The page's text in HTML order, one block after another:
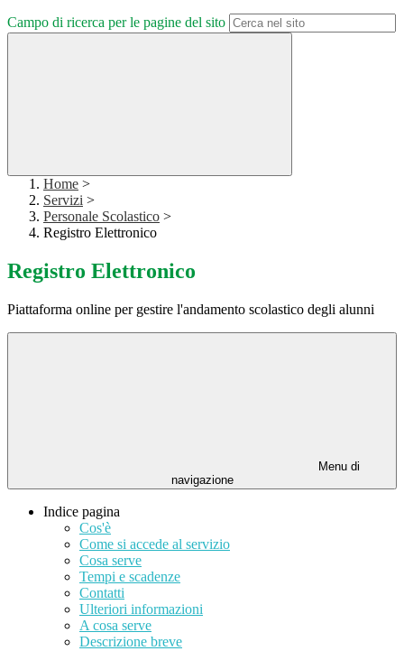
Campo di ricerca per le pagine del sito
Home >
Servizi >
Personale Scolastico >
Registro Elettronico
Registro Elettronico
Piattaforma online per gestire l'andamento scolastico degli alunni
Menu di
navigazione
Indice pagina
Cos'è
Come si accede al servizio
Cosa serve
Tempi e scadenze
Contatti
Ulteriori informazioni
A cosa serve
Descrizione breve